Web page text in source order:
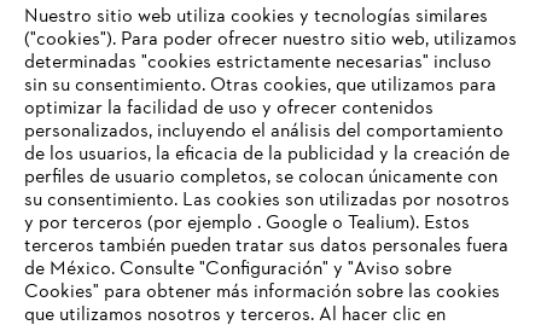
Empresa
Preguntas frecuentes
TU NAVEGADOR NO ES
Nuestro sitio web utiliza cookies y tecnologías similares
("cookies"). Para poder ofrecer nuestro sitio web, utilizamos
determinadas "cookies estrictamente necesarias" incluso
sin su consentimiento. Otras cookies, que utilizamos para
optimizar la facilidad de uso y ofrecer contenidos
personalizados, incluyendo el análisis del comportamiento
de los usuarios, la eficacia de la publicidad y la creación de
perfiles de usuario completos, se colocan únicamente con
su consentimiento. Las cookies son utilizadas por nosotros
y por terceros (por ejemplo . Google o Tealium). Estos
terceros también pueden tratar sus datos personales fuera
de México. Consulte "Configuración" y "Aviso sobre
Cookies" para obtener más información sobre las cookies
que utilizamos nosotros y terceros. Al hacer clic en